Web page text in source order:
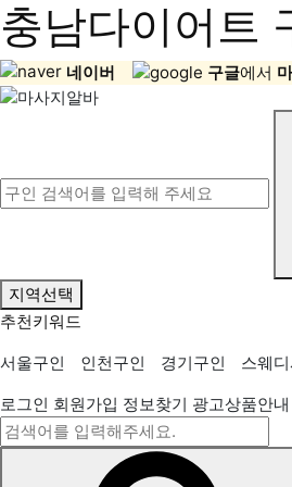
충남다이어트
네이버 구글에서
지역선택
추천키워드
서울구인
인천구인 경기구인
스웨
로그인 회원가입 정보찾기 광고상품안내